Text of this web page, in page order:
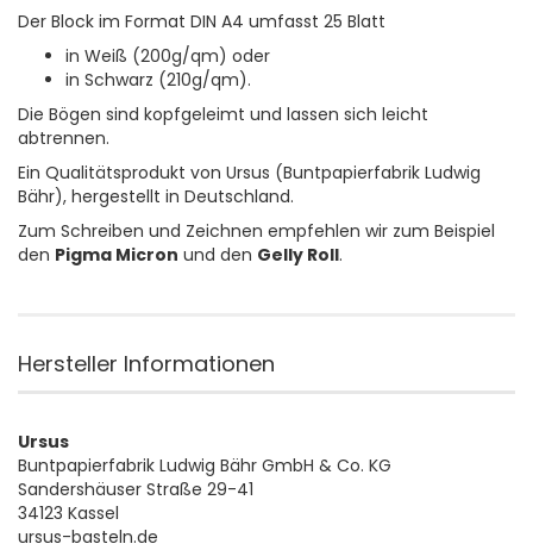
Der Block im Format DIN A4 umfasst 25 Blatt
in Weiß (200g/qm) oder
in Schwarz (210g/qm).
Die Bögen sind kopfgeleimt und lassen sich leicht
abtrennen.
Ein Qualitätsprodukt von Ursus (Buntpapierfabrik Ludwig
Bähr), hergestellt in Deutschland.
Zum Schreiben und Zeichnen empfehlen wir zum Beispiel
den Pigma Micron und den Gelly Roll.
Hersteller Informationen
Ursus
Buntpapierfabrik Ludwig Bähr GmbH & Co. KG
Sandershäuser Straße 29-41
34123 Kassel
ursus-basteln.de